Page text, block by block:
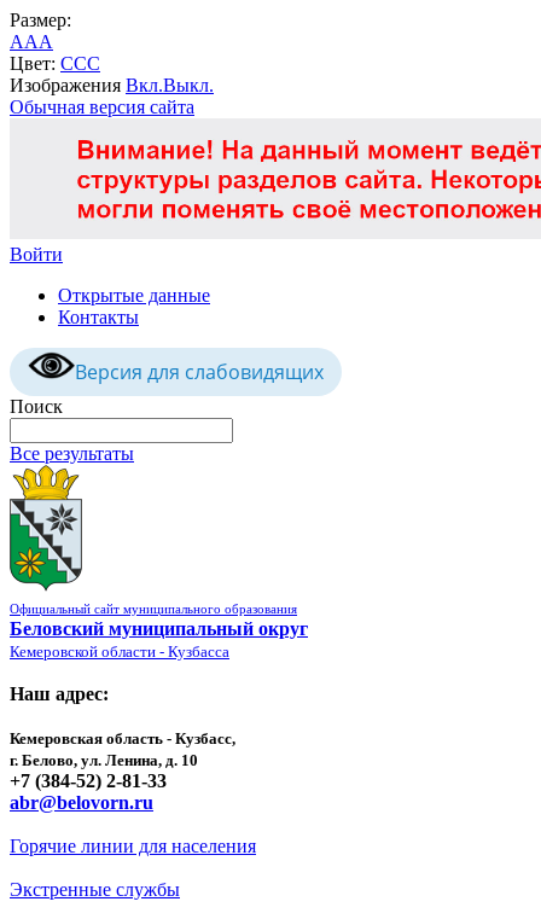
Размер:
AAA
Цвет: CCC
Изображения Вкл.Выкл.
Обычная версия сайта
Войти
Открытые данные
Контакты
Версия для слабовидящих
Поиск
Все результаты
Официальный сайт муниципального образования
Беловский муниципальный округ
Кемеровской области - Кузбасса
Наш адрес:
Кемеровская область - Кузбасс,
г. Белово, ул. Ленина, д. 10
+7 (384-52) 2-81-33
abr@belovorn.ru
Горячие линии для населения
Экстренные службы